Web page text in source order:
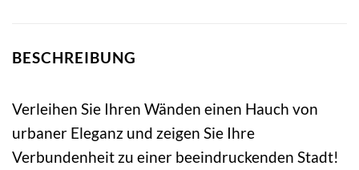
BESCHREIBUNG
Verleihen Sie Ihren Wänden einen Hauch von
urbaner Eleganz und zeigen Sie Ihre
Verbundenheit zu einer beeindruckenden Stadt!